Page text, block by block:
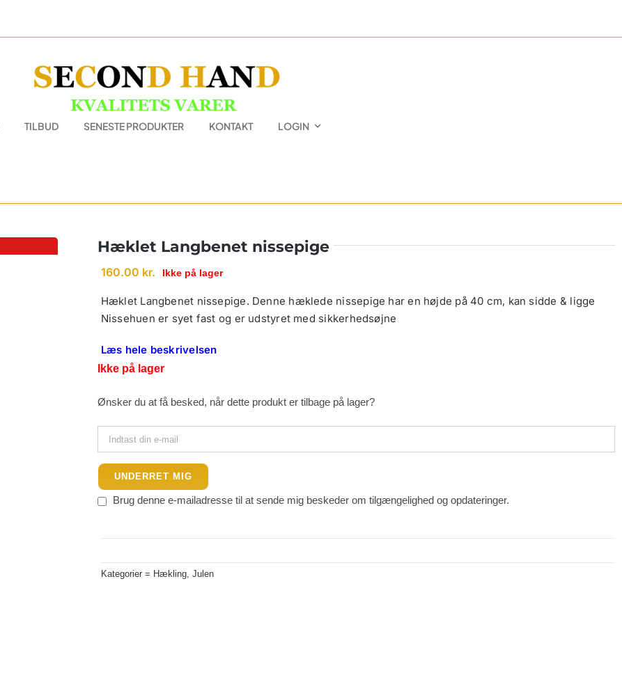
TILBUD SENESTE PRODUKTER KONTAKT LOGIN
Hæklet Langbenet nissepige
160.00 kr. Ikke på lager
Hæklet Langbenet nissepige. Denne hæklede nissepige har en højde på 40 cm, kan sidde & ligge
Nissehuen er syet fast og er udstyret med sikkerhedsøjne
Læs hele beskrivelsen
Ikke på lager
Ønsker du at få besked, når dette produkt er tilbage på lager?
UNDERRET MIG
Brug denne e-mailadresse til at sende mig beskeder om tilgængelighed og opdateringer.
Kategorier = Hækling, Julen